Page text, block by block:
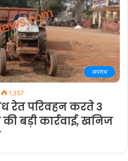
अपराध
1,357
रेत परिवहन करते 3
बड़ी कार्रवाई, खनिज